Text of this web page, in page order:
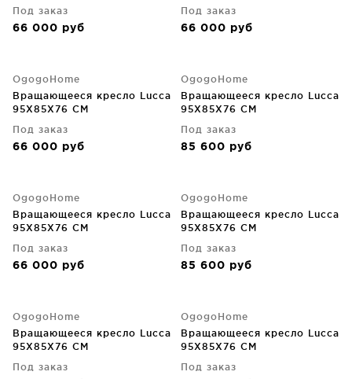
Под заказ
66 000 руб
Под заказ
66 000 руб
OgogoHome
Вращающееся кресло Lucca
95X85X76 CM
Под заказ
66 000 руб
OgogoHome
Вращающееся кресло Lucca
95X85X76 CM
Под заказ
85 600 руб
OgogoHome
Вращающееся кресло Lucca
95X85X76 CM
Под заказ
66 000 руб
OgogoHome
Вращающееся кресло Lucca
95X85X76 CM
Под заказ
85 600 руб
OgogoHome
Вращающееся кресло Lucca
95X85X76 CM
Под заказ
OgogoHome
Вращающееся кресло Lucca
95X85X76 CM
Под заказ